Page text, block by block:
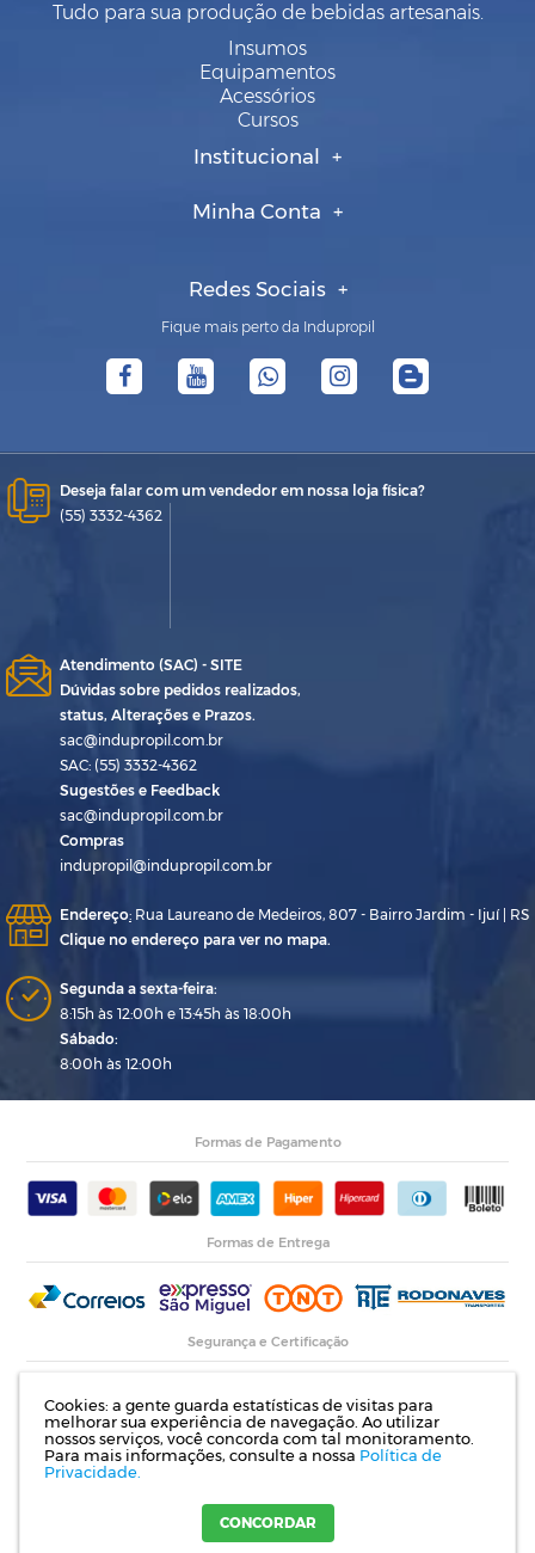
Cookies: a gente guarda estatísticas de visitas para
melhorar sua experiência de navegação. Ao utilizar
nossos serviços, você concorda com tal monitoramento.
Para mais informações, consulte a nossa Política de
Privacidade.
CONCORDAR
Tudo para sua produção de bebidas artesanais.
Insumos
Equipamentos
Acessórios
Cursos
Institucional
Minha Conta
Redes Sociais
Fique mais perto da Indupropil
Deseja falar com um vendedor em nossa loja física?
(55) 3332-4362
Atendimento (SAC) - SITE
Dúvidas sobre pedidos realizados,
status, Alterações e Prazos.
sac@indupropil.com.br
SAC: (55) 3332-4362
Sugestões e Feedback
sac@indupropil.com.br
Compras
indupropil@indupropil.com.br
Endereço: Rua Laureano de Medeiros, 807 - Bairro Jardim - Ijuí | RS
Clique no endereço para ver no mapa.
Segunda a sexta-feira:
8:15h às 12:00h e 13:45h às 18:00h
Sábado:
8:00h às 12:00h
Formas de Pagamento
Formas de Entrega
Segurança e Certificação
Razão Social: Indupropil Indústria e Comércio Ltda | CNPJ: 00.774.194/0001-82 |
Rodovia RS 155, Km 1 esq. Rua Laureano de Medeiros, 782- Ijuí | RS